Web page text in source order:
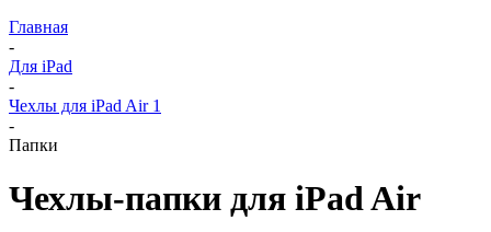
Главная
-
Для iPad
-
Чехлы для iPad Air 1
-
Папки
Чехлы-папки для iPad Air